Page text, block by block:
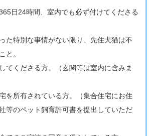
日24時間、室内でも必ず付けてくださる
た特別な事情がない限り、先住犬猫は不
と。
てくださる方。（玄関等は室内に含みま
を所有されている方。（集合住宅にお住
等のペット飼育許可書を提出していただ